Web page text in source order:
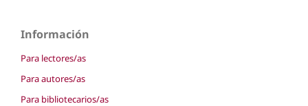
Información
Para lectores/as
Para autores/as
Para bibliotecarios/as